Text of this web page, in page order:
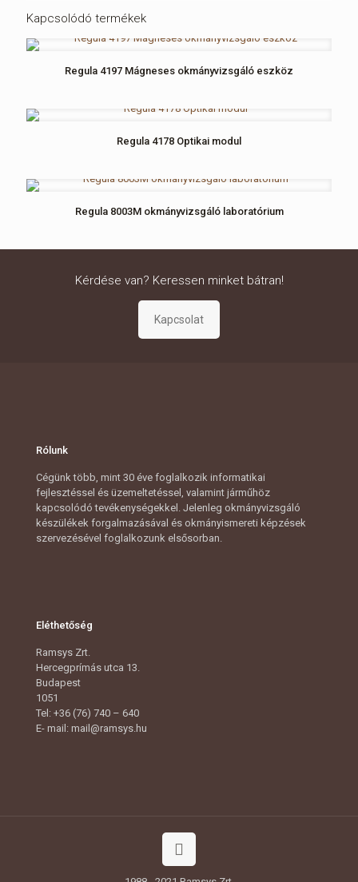
Kapcsolódó termékek
Regula 4197 Mágneses okmányvizsgáló eszköz
Regula 4178 Optikai modul
Regula 8003M okmányvizsgáló laboratórium
Kérdése van? Keressen minket bátran!
Rólunk
Cégünk több, mint 30 éve foglalkozik informatikai
fejlesztéssel és üzemeltetéssel, valamint járműhöz
kapcsolódó tevékenységekkel. Jelenleg okmányvizsgáló
készülékek forgalmazásával és okmányismereti képzések
szervezésével foglalkozunk elsősorban.
Eléthetőség
Ramsys Zrt.
Hercegprímás utca 13.
Budapest
1051
Tel: +36 (76) 740 – 640
E- mail: mail@ramsys.hu